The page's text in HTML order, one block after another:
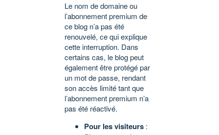
Le nom de domaine ou
l’abonnement premium de
ce blog n’a pas été
renouvelé, ce qui explique
cette interruption. Dans
certains cas, le blog peut
également être protégé par
un mot de passe, rendant
son accès limité tant que
l’abonnement premium n’a
pas été réactivé.
Pour les visiteurs :